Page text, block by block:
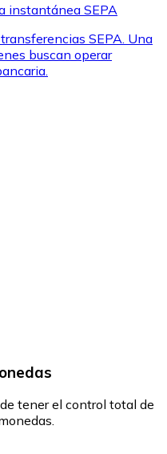
instantánea SEPA
SEPA. Una
buscan operar
tener el control total de